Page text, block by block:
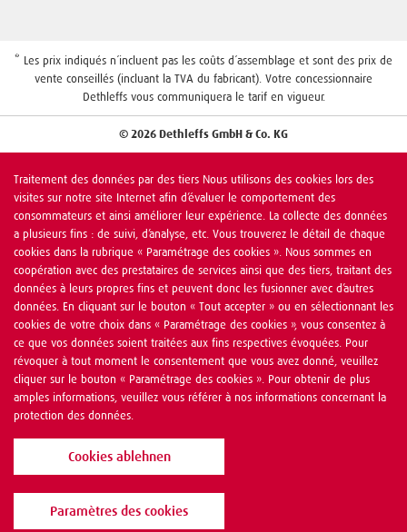
* Les prix indiqués n´incluent pas les coûts d´assemblage et sont des prix de
vente conseillés (incluant la TVA du fabricant). Votre concessionnaire
Dethleffs vous communiquera le tarif en vigueur.
© 2026 Dethleffs GmbH & Co. KG
Traitement des données par des tiers Nous utilisons des cookies lors des
visites sur notre site Internet afin d’évaluer le comportement des
consommateurs et ainsi améliorer leur expérience. La collecte des données
a plusieurs fins : de suivi, d’analyse, etc. Vous trouverez le détail de chaque
cookies dans la rubrique « Paramétrage des cookies ». Nous sommes en
coopération avec des prestataires de services ainsi que des tiers, traitant des
données à leurs propres fins et peuvent donc les fusionner avec d’autres
données. En cliquant sur le bouton « Tout accepter » ou en sélectionnant les
cookies de votre choix dans « Paramétrage des cookies », vous consentez à
ce que vos données soient traitées aux fins respectives évoquées. Pour
révoquer à tout moment le consentement que vous avez donné, veuillez
cliquer sur le bouton « Paramétrage des cookies ». Pour obtenir de plus
amples informations, veuillez vous référer à nos informations concernant la
protection des données.
Cookies ablehnen
Paramètres des cookies